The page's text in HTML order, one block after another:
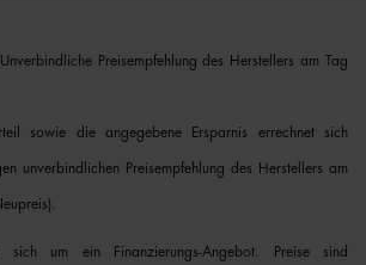
Preisempfehlung des Herstellers am Tag
sowie die angegebene Ersparnis errechnet sich
unverbindlichen Preisempfehlung des Herstellers am
um ein Finanzierungs-Angebot. Preise sind